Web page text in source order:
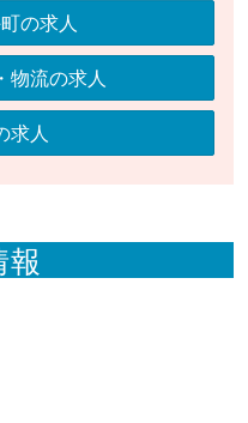
の求人
物流の求人
求人